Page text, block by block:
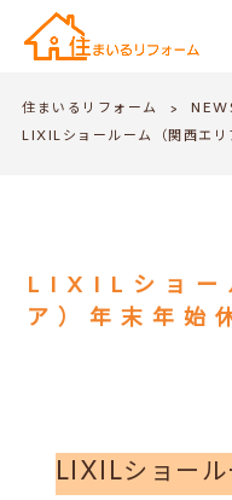
住まいるリフォーム >
LIXILショールーム（関西エ
LIXILショー
ア）年末年始
LIXILショー